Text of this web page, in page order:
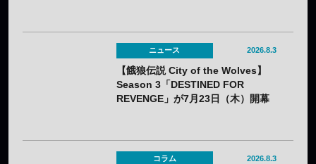
ニュース 2026.8.3
【餓狼伝説 City of the Wolves】
Season 3「DESTINED FOR
REVENGE」が7月23日（木）開幕
コラム 2026.8.3